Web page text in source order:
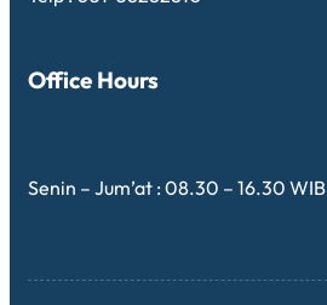
Office Hours
Senin – Jum’at : 08.30 – 16.30 WIB